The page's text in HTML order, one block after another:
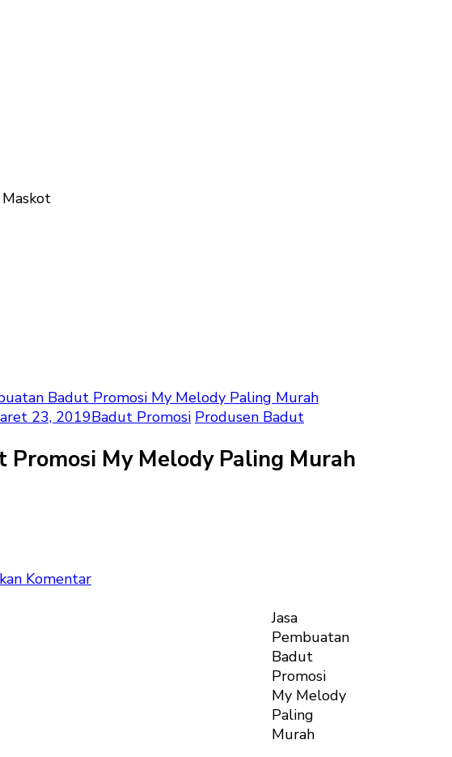
Badut Promosi My Melody Paling Murah
23, 2019Badut Promosi Produsen Badut
Promosi My Melody Paling Murah
KomentarPembuatan
Jasa
Pembuatan
Badut
Promosi
My Melody
Paling
Murah